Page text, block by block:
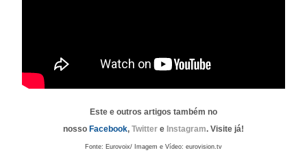
Este e outros artigos também no
nosso Facebook, Twitter e Instagram. Visite já!
Fonte: Eurovoix/ Imagem e Vídeo: eurovision.tv